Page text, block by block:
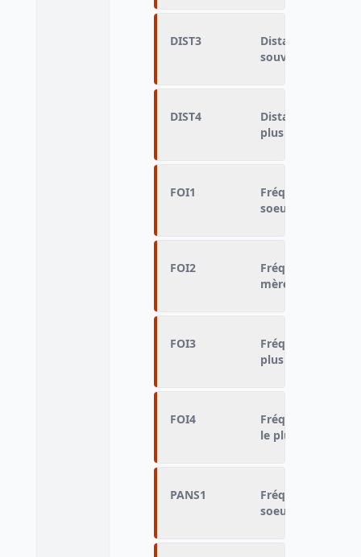
DIST3
Distance
souvent
DIST4
Distance
plus souvent
FOI1
Fréquence de
soeur vu le plus
FOI2
Fréquence de
mère vu le plus
FOI3
Fréquence de
plus souvent
FOI4
Fréquence de
le plus souvent
PANS1
Fréquence de
soeur vu le plus